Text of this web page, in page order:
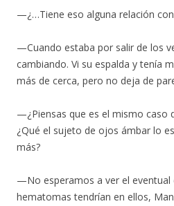
—¿…Tiene eso alguna relación
—Cuando estaba por salir de los
cambiando. Vi su espalda y tenía
más de cerca, pero no deja de
—¿Piensas que es el mismo caso
¿Qué el sujeto de ojos ámbar lo
más?
—No esperamos a ver el eventual
hematomas tendrían en ellos,